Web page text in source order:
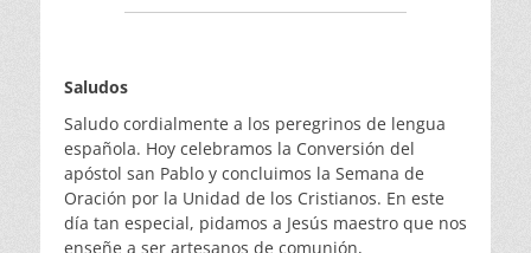
Saludos
Saludo cordialmente a los peregrinos de lengua
española. Hoy celebramos la Conversión del
apóstol san Pablo y concluimos la Semana de
Oración por la Unidad de los Cristianos. En este
día tan especial, pidamos a Jesús maestro que nos
enseñe a ser artesanos de comunión,